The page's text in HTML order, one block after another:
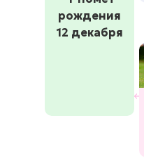
рождения
12 декабря